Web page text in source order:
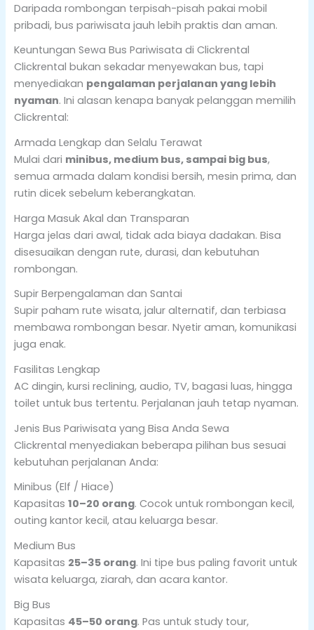
Daripada rombongan terpisah-pisah pakai mobil
pribadi, bus pariwisata jauh lebih praktis dan aman.
Keuntungan Sewa Bus Pariwisata di Clickrental
Clickrental bukan sekadar menyewakan bus, tapi
menyediakan pengalaman perjalanan yang lebih
nyaman. Ini alasan kenapa banyak pelanggan memilih
Clickrental:
Armada Lengkap dan Selalu Terawat
Mulai dari minibus, medium bus, sampai big bus,
semua armada dalam kondisi bersih, mesin prima, dan
rutin dicek sebelum keberangkatan.
Harga Masuk Akal dan Transparan
Harga jelas dari awal, tidak ada biaya dadakan. Bisa
disesuaikan dengan rute, durasi, dan kebutuhan
rombongan.
Supir Berpengalaman dan Santai
Supir paham rute wisata, jalur alternatif, dan terbiasa
membawa rombongan besar. Nyetir aman, komunikasi
juga enak.
Fasilitas Lengkap
AC dingin, kursi reclining, audio, TV, bagasi luas, hingga
toilet untuk bus tertentu. Perjalanan jauh tetap nyaman.
Jenis Bus Pariwisata yang Bisa Anda Sewa
Clickrental menyediakan beberapa pilihan bus sesuai
kebutuhan perjalanan Anda:
Minibus (Elf / Hiace)
Kapasitas 10–20 orang. Cocok untuk rombongan kecil,
outing kantor kecil, atau keluarga besar.
Medium Bus
Kapasitas 25–35 orang. Ini tipe bus paling favorit untuk
wisata keluarga, ziarah, dan acara kantor.
Big Bus
Kapasitas 45–50 orang. Pas untuk study tour,